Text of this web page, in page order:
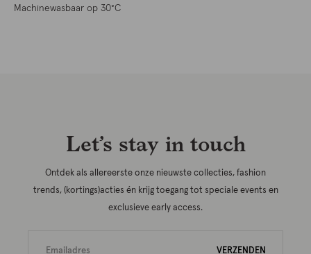
Machinewasbaar op 30°C
Let’s stay in touch
Ontdek als allereerste onze nieuwste collecties, fashion
trends, (kortings)acties én krijg toegang tot speciale events en
exclusieve early access.
VERZENDEN